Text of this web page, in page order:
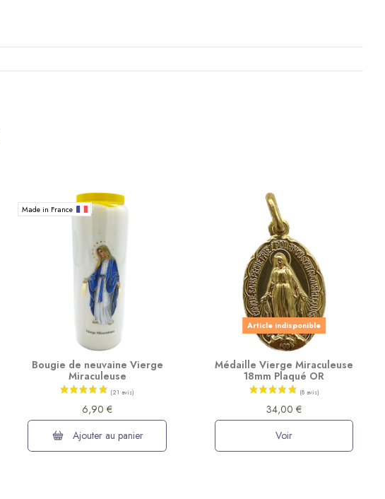
Made in France
Bougie de neuvaine Vierge
Miraculeuse
6,90 €
Ajouter au panier
Article indisponible
Médaille Vierge Miraculeuse
18mm Plaqué OR
34,00 €
Voir